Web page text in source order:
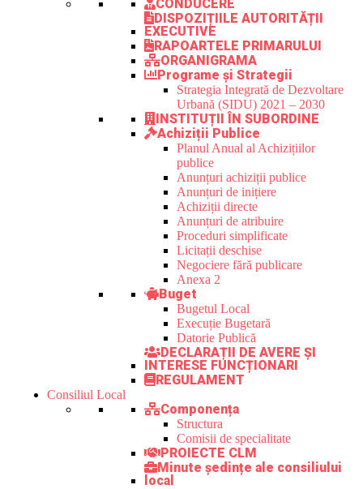
CONDUCERE
DISPOZIȚIILE AUTORITĂȚII
EXECUTIVE
RAPOARTELE PRIMARULUI
ORGANIGRAMA
Programe și Strategii
Strategia Integrată de Dezvoltare
Urbană (SIDU) 2021 – 2030
INSTITUȚII ÎN SUBORDINE
Achiziții Publice
Planul Anual al Achizițiilor
publice
Anunțuri achiziții publice
Anunțuri de inițiere
Achiziții directe
Anunțuri de atribuire
Proceduri simplificate
Licitații deschise
Negociere fără publicare
Anexa 2
Buget
Bugetul Local
Execuție Bugetară
Datorie Publică
DECLARAȚII DE AVERE ȘI
INTERESE FUNCȚIONARI
REGULAMENT
Consiliul Local
Componența
Structura
Comisii de specialitate
PROIECTE CLM
Minute ședințe ale consiliului
local